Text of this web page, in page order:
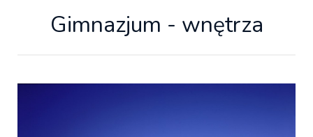
Gimnazjum - wnętrza